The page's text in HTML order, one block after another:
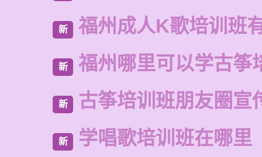
新 福州成人K歌培训班
新 福州哪里可以学古筝
新 古筝培训班朋友圈宣
新 学唱歌培训班在哪里